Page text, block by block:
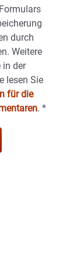
durch
Weitere
in der
lesen Sie
für die
.*